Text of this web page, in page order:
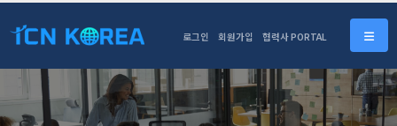
로그인 회원가입 협력사 PORTAL